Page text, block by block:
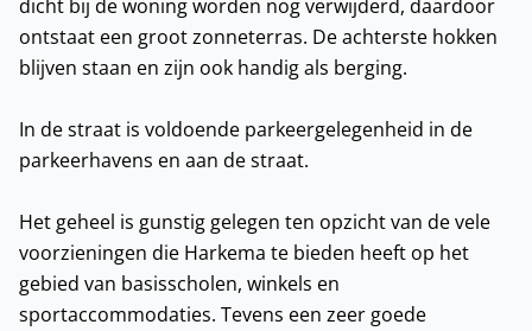
dicht bij de woning worden nog verwijderd, daardoor
ontstaat een groot zonneterras. De achterste hokken
blijven staan en zijn ook handig als berging.
In de straat is voldoende parkeergelegenheid in de
parkeerhavens en aan de straat.
Het geheel is gunstig gelegen ten opzicht van de vele
voorzieningen die Harkema te bieden heeft op het
gebied van basisscholen, winkels en
sportaccommodaties. Tevens een zeer goede